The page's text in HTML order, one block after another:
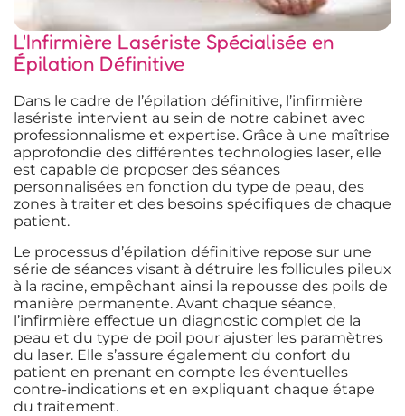
L'Infirmière Lasériste Spécialisée en
Épilation Définitive
Dans le cadre de l’épilation définitive, l’infirmière
lasériste intervient au sein de notre cabinet avec
professionnalisme et expertise. Grâce à une maîtrise
approfondie des différentes technologies laser, elle
est capable de proposer des séances
personnalisées en fonction du type de peau, des
zones à traiter et des besoins spécifiques de chaque
patient.
Le processus d’épilation définitive repose sur une
série de séances visant à détruire les follicules pileux
à la racine, empêchant ainsi la repousse des poils de
manière permanente. Avant chaque séance,
l’infirmière effectue un diagnostic complet de la
peau et du type de poil pour ajuster les paramètres
du laser. Elle s’assure également du confort du
patient en prenant en compte les éventuelles
contre-indications et en expliquant chaque étape
du traitement.